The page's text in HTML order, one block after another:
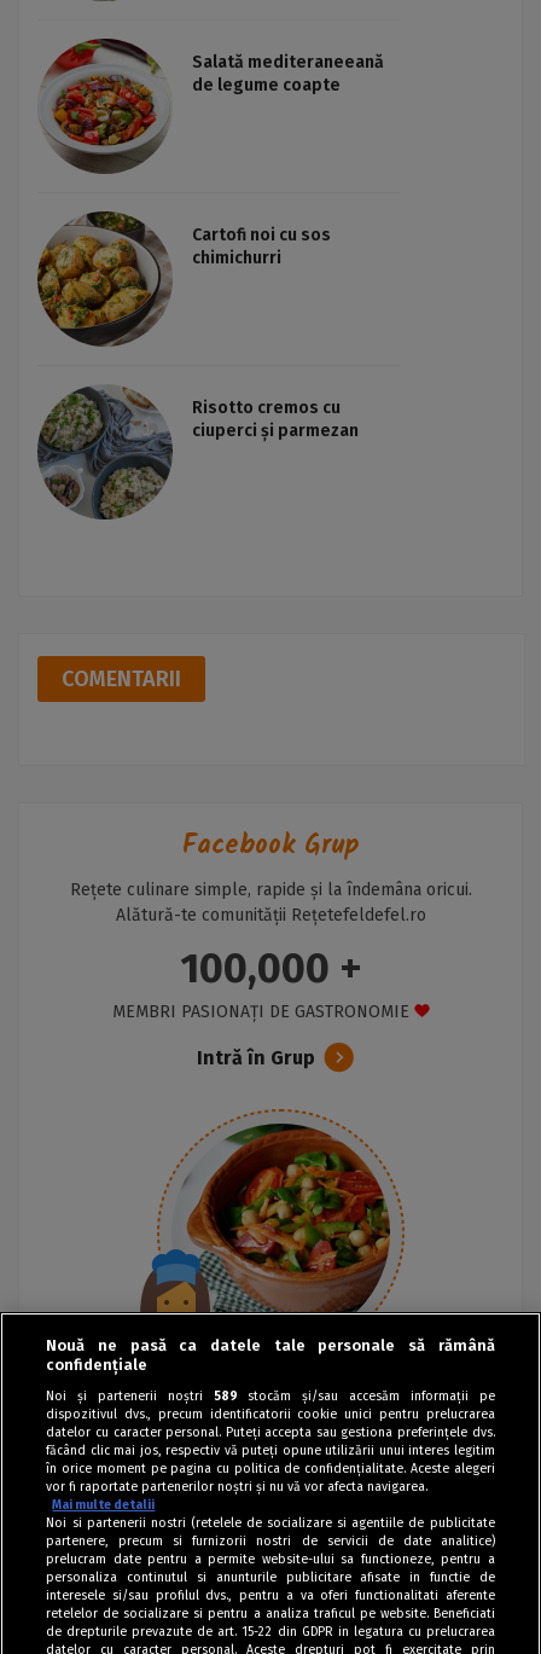
Salată mediteraneeană
de legume coapte
Cartofi noi cu sos
chimichurri
Risotto cremos cu
ciuperci și parmezan
COMENTARII
Facebook Grup
Rețete culinare simple, rapide și la îndemâna oricui.
Alătură-te comunității Rețetefeldefel.ro
100,000 +
MEMBRI PASIONAȚI DE GASTRONOMIE
Intră în Grup
Nouă ne pasă ca datele tale personale să rămână
confidențiale
Noi și partenerii noștri 589 stocăm și/sau accesăm informații pe
dispozitivul dvs., precum identificatorii cookie unici pentru prelucrarea
datelor cu caracter personal. Puteți accepta sau gestiona preferințele dvs.
făcând clic mai jos, respectiv vă puteți opune utilizării unui interes legitim
în orice moment pe pagina cu politica de confidențialitate. Aceste alegeri
vor fi raportate partenerilor noștri și nu vă vor afecta navigarea.
Mai multe detalii
Noi si partenerii nostri (retelele de socializare si agentiile de publicitate
partenere, precum si furnizorii nostri de servicii de date analitice)
prelucram date pentru a permite website-ului sa functioneze, pentru a
personaliza continutul si anunturile publicitare afisate in functie de
interesele si/sau profilul dvs., pentru a va oferi functionalitati aferente
retelelor de socializare si pentru a analiza traficul pe website. Beneficiati
de drepturile prevazute de art. 15-22 din GDPR in legatura cu prelucrarea
datelor cu caracter personal. Aceste drepturi pot fi exercitate prin